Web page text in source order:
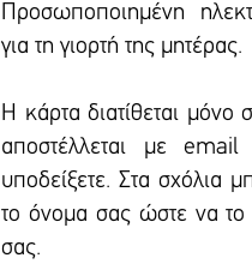
Προσωποποιημένη
για τη γιορτή της μητέρας.
Η κάρτα διατίθεται μόνο
αποστέλλεται με
υποδείξετε. Στα σχόλια
το όνομα σας ώστε να
σας.